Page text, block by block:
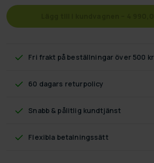
Fri frakt på beställningar över 500 kr
60 dagars returpolicy
Snabb & pålitlig kundtjänst
Flexibla betalningssätt